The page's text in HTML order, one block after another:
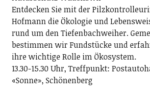
Entdecken Sie mit der
Hofmann die Ökologie und
rund um den Tiefenbachweiher.
bestimmen wir Fundstücke und
ihre wichtige Rolle im Ökosystem.
13.30-15.30 Uhr, Treffpunkt:
«Sonne», Schönenberg